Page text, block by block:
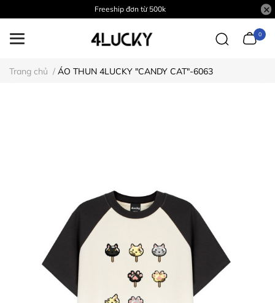
Freeship đơn từ 500k
0
Trang chủ / ÁO THUN 4LUCKY "CANDY CAT"-6063